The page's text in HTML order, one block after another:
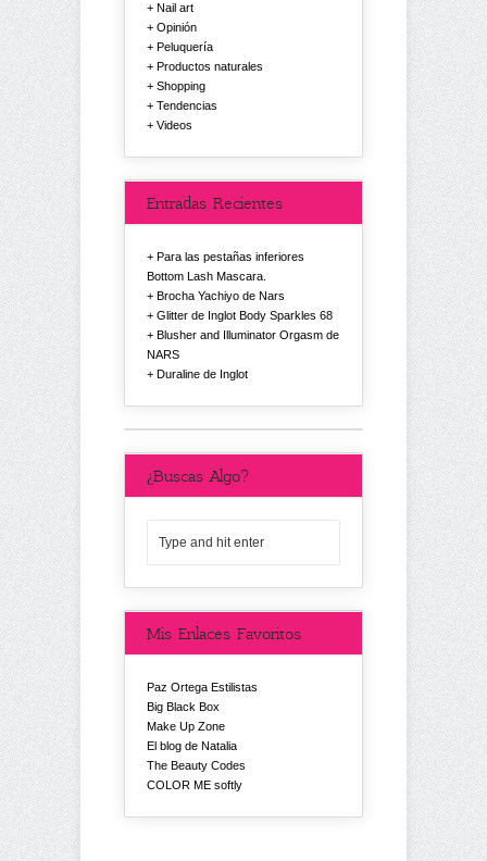
Nail art
Opinión
Peluquería
Productos naturales
Shopping
Tendencias
Videos
Entradas Recientes
Para las pestañas inferiores
Bottom Lash Mascara.
Brocha Yachiyo de Nars
Glitter de Inglot Body Sparkles 68
Blusher and Illuminator Orgasm de
NARS
Duraline de Inglot
¿Buscas Algo?
Mis Enlaces Favoritos
Paz Ortega Estilistas
Big Black Box
Make Up Zone
El blog de Natalia
The Beauty Codes
COLOR ME softly